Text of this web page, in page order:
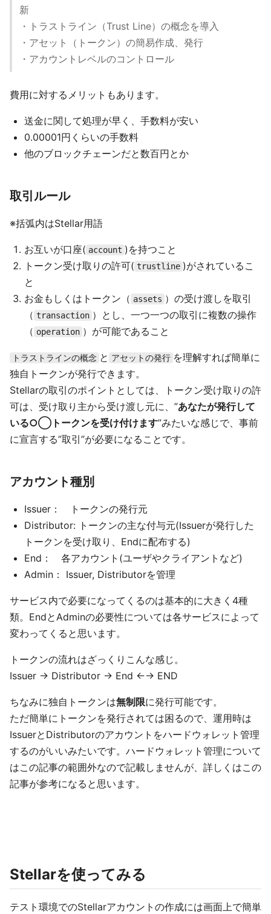
新
・トラストライン（Trust Line）の概念を導入
・アセット（トークン）の簡易作成、発行
・アカウントレベルのコントロール
費用に対するメリットもあります。
送金に関して処理が早く、手数料が安い
0.00001円くらいの手数料
他のブロックチェーンだと数百円とか
取引ルール
※括弧内はStellar用語
お互いが口座( account )を持つこと
トークン受け取りの許可( trustline )がされているこ
と
お金もしくはトークン（ assets ）の受け渡しを取引
（ transaction ）とし、一つ一つの取引に複数の操作
（ operation ）が可能であること
トラストラインの概念 と アセットの発行 を理解すれば簡単に
独自トークンが発行できます。
Stellarの取引のポイントとしては、トークン受け取りの許
可は、受け取り主から受け渡し元に、”あなたが発行して
いる○◯トークンを受け付けます”みたいな感じで、事前
に宣言する”取引”が必要になることです。
アカウント種別
Issuer： トークンの発行元
Distributor: トークンの主な付与元(Issuerが発行した
トークンを受け取り、Endに配布する)
End： 各アカウント(ユーザやクライアントなど)
Admin： Issuer, Distributorを管理
サービス内で必要になってくるのは基本的に大きく4種
類。EndとAdminの必要性については各サービスによって
変わってくると思います。
トークンの流れはざっくりこんな感じ。
Issuer → Distributor → End ←→ END
ちなみに独自トークンは無制限に発行可能です。
ただ簡単にトークンを発行されては困るので、運用時は
IssuerとDistributorのアカウントをハードウォレット管理
するのがいいみたいです。ハードウォレット管理について
はこの記事の範囲外なので記載しませんが、詳しくはこの
記事が参考になると思います。
Stellarを使ってみる
テスト環境でのStellarアカウントの作成には画面上で簡単